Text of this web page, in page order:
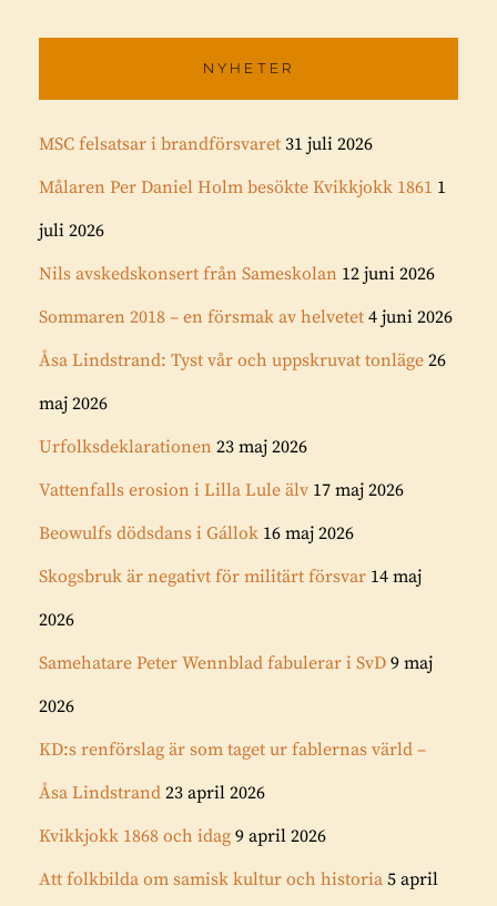
NYHETER
MSC felsatsar i brandförsvaret 31 juli 2026
Målaren Per Daniel Holm besökte Kvikkjokk 1861 1
juli 2026
Nils avskedskonsert från Sameskolan 12 juni 2026
Sommaren 2018 – en försmak av helvetet 4 juni 2026
Åsa Lindstrand: Tyst vår och uppskruvat tonläge 26
maj 2026
Urfolksdeklarationen 23 maj 2026
Vattenfalls erosion i Lilla Lule älv 17 maj 2026
Beowulfs dödsdans i Gállok 16 maj 2026
Skogsbruk är negativt för militärt försvar 14 maj
2026
Samehatare Peter Wennblad fabulerar i SvD 9 maj
2026
KD:s renförslag är som taget ur fablernas värld –
Åsa Lindstrand 23 april 2026
Kvikkjokk 1868 och idag 9 april 2026
Att folkbilda om samisk kultur och historia 5 april